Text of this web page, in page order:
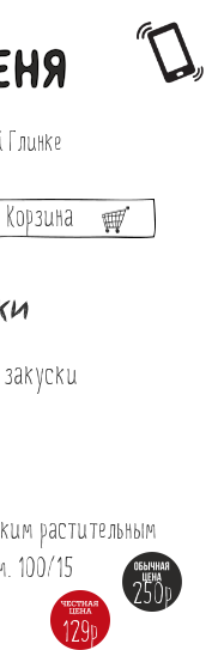
Глинке
Корзина
растительным
100/15
250р
129р